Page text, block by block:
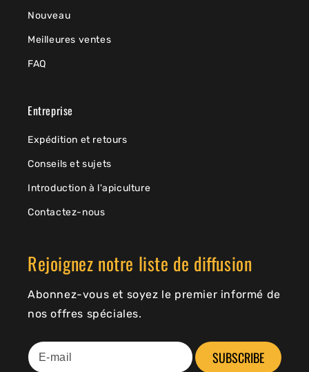
Nouveau
Meilleures ventes
FAQ
Entreprise
Expédition et retours
Conseils et sujets
Introduction à l'apiculture
Contactez-nous
Rejoignez notre liste de diffusion
Abonnez-vous et soyez le premier informé de
nos offres spéciales.
SUBSCRIBE